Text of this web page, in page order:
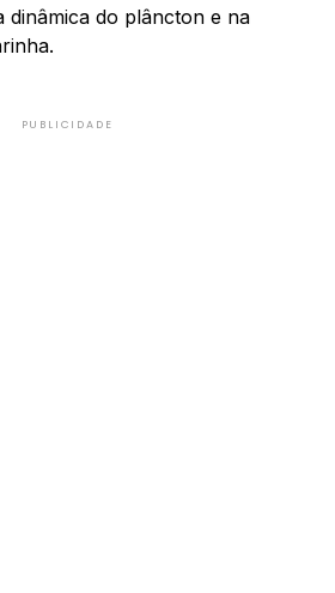
dinâmica do plâncton e na
PUBLICIDADE